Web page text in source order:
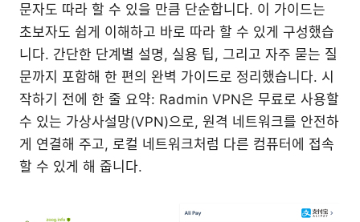
문자도 따라 할 수 있을 만큼 단순합니다. 이 가이드는
초보자도 쉽게 이해하고 바로 따라 할 수 있게 구성했습
니다. 간단한 단계별 설명, 실용 팁, 그리고 자주 묻는 질
문까지 포함해 한 편의 완벽 가이드로 정리했습니다. 시
작하기 전에 한 줄 요약: Radmin VPN은 무료로 사용할
수 있는 가상사설망(VPN)으로, 원격 네트워크를 안전하
게 연결해 주고, 로컬 네트워크처럼 다른 컴퓨터에 접속
할 수 있게 해 줍니다.